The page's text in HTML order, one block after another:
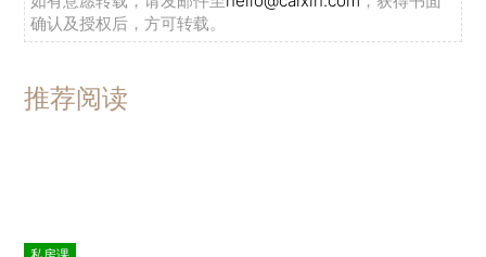
确认及授权后，方可转载。
推荐阅读